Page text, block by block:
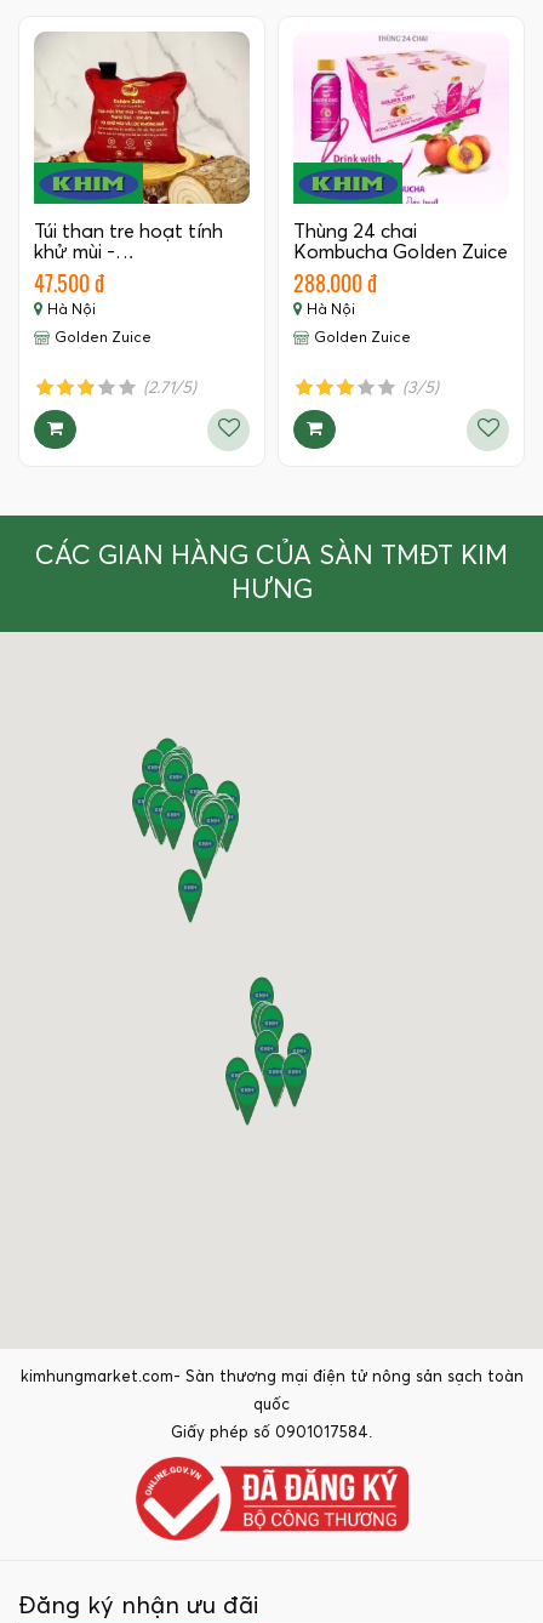
Túi than tre hoạt tính
khử mùi -…
47.500 đ
Hà Nội
Golden Zuice
(2.71/5)
Thùng 24 chai
Kombucha Golden Zuice
350 ML
288.000 đ
Hà Nội
Golden Zuice
(3/5)
CÁC GIAN HÀNG CỦA SÀN TMĐT KIM
HƯNG
kimhungmarket.com- Sàn thương mại điện tử nông sản sạch toàn
quốc
Giấy phép số 0901017584.
Đăng ký nhận ưu đãi